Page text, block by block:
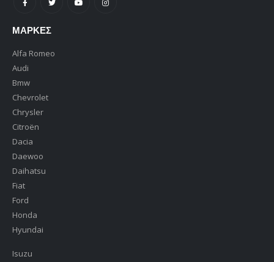
ΜΆΡΚΕΣ
Alfa Romeo
Audi
Bmw
Chevrolet
Chrysler
Citroën
Dacia
Daewoo
Daihatsu
Fiat
Ford
Honda
Hyundai
Isuzu